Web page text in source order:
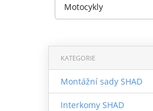
KATEGORIE
Montážní sady SHAD
Interkomy SHAD
Motocykly